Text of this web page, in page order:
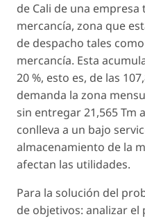
de Cali de una
mercancía, zona que
de despacho tales
mercancía. Esta
20 %, esto es, de las
demanda la zona
sin entregar 21,565 Tm
conlleva a un bajo
almacenamiento de la
afectan las utilidades.
Para la solución del
de objetivos: analizar